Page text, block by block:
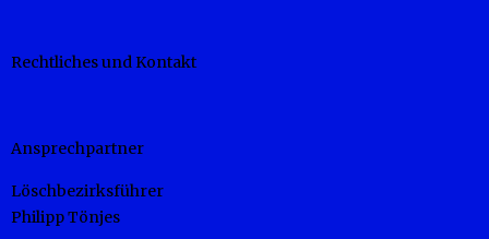
Rechtliches und Kontakt
Ansprechpartner
Löschbezirksführer
Philipp Tönjes